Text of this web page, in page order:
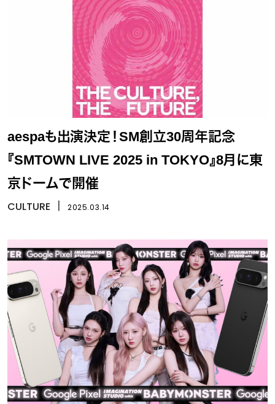
aespaも出演決定！SM創立30周年記念
『SMTOWN LIVE 2025 in TOKYO』8月に東
京ドームで開催
CULTURE 2025.03.14